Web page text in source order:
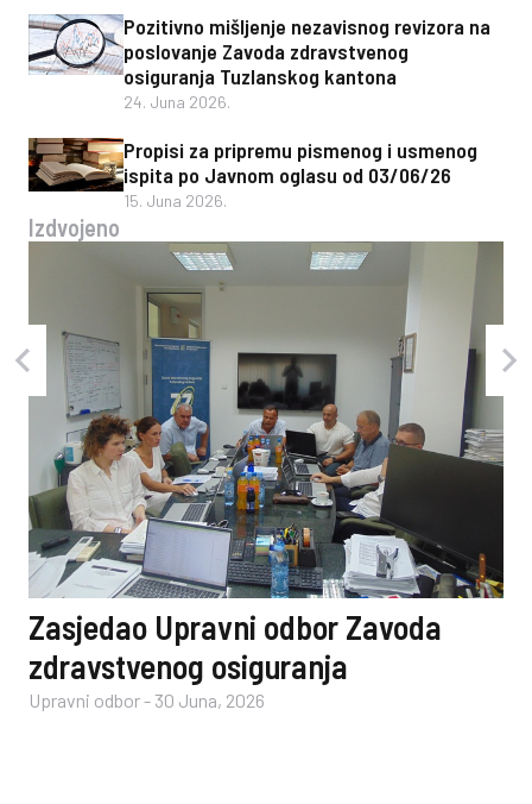
Pozitivno mišljenje nezavisnog revizora na
poslovanje Zavoda zdravstvenog
osiguranja Tuzlanskog kantona
24. Juna 2026.
Propisi za pripremu pismenog i usmenog
ispita po Javnom oglasu od 03/06/26
15. Juna 2026.
Izdvojeno
Zasjedao Upravni odbor Zavoda
zdravstvenog osiguranja
Upravni odbor- 30 Juna, 2026